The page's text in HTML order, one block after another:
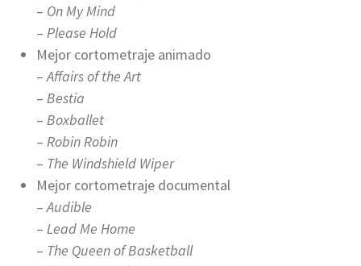
– On My Mind
– Please Hold
Mejor cortometraje animado
–Affairs of the Art
– Bestia
– Boxballet
– Robin Robin
– The Windshield Wiper
Mejor cortometraje documental
–Audible
– Lead Me Home
– The Queen of Basketball